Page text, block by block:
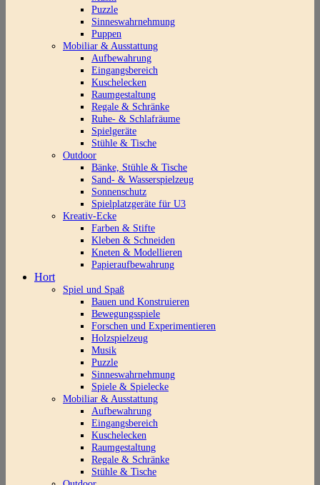
Puzzle
Sinneswahrnehmung
Puppen
Mobiliar & Ausstattung
Aufbewahrung
Eingangsbereich
Kuschelecken
Raumgestaltung
Regale & Schränke
Ruhe- & Schlafräume
Spielgeräte
Stühle & Tische
Outdoor
Bänke, Stühle & Tische
Sand- & Wasserspielzeug
Sonnenschutz
Spielplatzgeräte für U3
Kreativ-Ecke
Farben & Stifte
Kleben & Schneiden
Kneten & Modellieren
Papieraufbewahrung
Hort
Spiel und Spaß
Bauen und Konstruieren
Bewegungsspiele
Forschen und Experimentieren
Holzspielzeug
Musik
Puzzle
Sinneswahrnehmung
Spiele & Spielecke
Mobiliar & Ausstattung
Aufbewahrung
Eingangsbereich
Kuschelecken
Raumgestaltung
Regale & Schränke
Stühle & Tische